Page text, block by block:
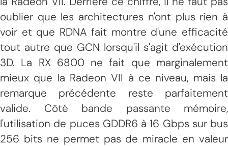
oublier que les architectures n'ont plus rien à
voir et que RDNA fait montre d'une efficacité
tout autre que GCN lorsqu'il s'agit d'exécution
3D. La RX 6800 ne fait que marginalement
mieux que la Radeon VII à ce niveau, mais la
remarque précédente reste parfaitement
valide. Côté bande passante mémoire,
l'utilisation de puces GDDR6 à 16 Gbps sur bus
256 bits ne permet pas de miracle en valeur